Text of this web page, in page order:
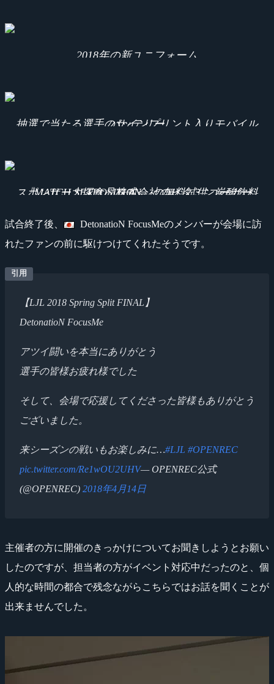
2018年の新ユニフォーム
抽選で当たる選手のサインプリント入りモバイルバッテリー
スポンサー大塚食品株式会社のビタミン炭酸飲料『MATCH SETPOSITION』の無料試供コーナーも。
試合終了後、
DetonatioN FocusMeのメンバーが会場に訪
れたファンの前に駆けつけてくれたそうです。
【LJL 2018 Spring Split FINAL】
DetonatioN FocusMe
アツイ闘いを本当にありがとう
選手の皆様お疲れ様でした
そして、会場で応援してくださった皆様もありがとう
ございました。
来シーズンの戦いもお楽しみに…#LJL #OPENREC
pic.twitter.com/Re1wOU2UHV— OPENREC公式
(@OPENREC) 2018年4月14日
主催者の方に開催のきっかけについてお聞きしようとお願い
したのですが、担当者の方がイベント対応中だったのと、個
人的な時間の都合で残念ながらこちらではお話を聞くことが
出来ませんでした。